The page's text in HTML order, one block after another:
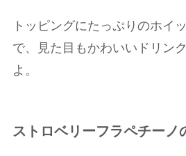
トッピングにたっぷりのホイ
で、見た目もかわいいドリン
よ。
ストロベリーフラペチーノ